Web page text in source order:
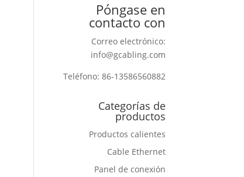
Póngase en
contacto con
Correo electrónico:
info@gcabling.com
Teléfono: 86-13586560882
Categorías de
productos
Productos calientes
Cable Ethernet
Panel de conexión